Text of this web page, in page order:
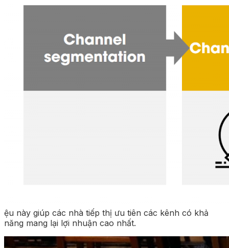
ệu này giúp các nhà tiếp thị ưu tiên các kênh có khả
năng mang lại lợi nhuận cao nhất.